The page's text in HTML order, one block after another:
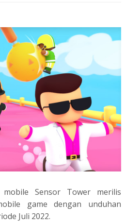
Sensor Tower merilis
game dengan unduhan
Juli 2022.